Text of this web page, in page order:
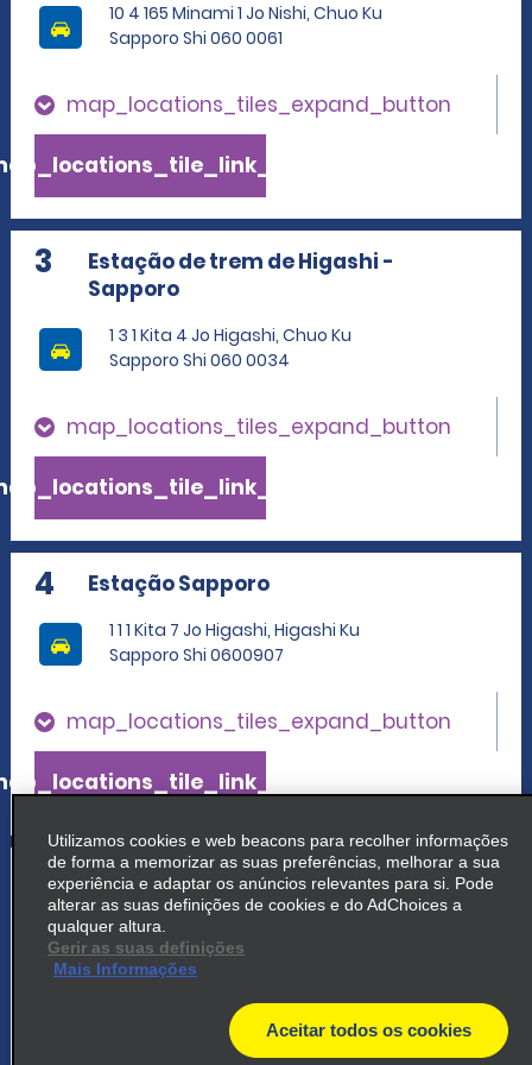
10 4 165 Minami 1 Jo Nishi, Chuo Ku
Sapporo Shi 060 0061
map_locations_tiles_expand_button
3
Estação de trem de Higashi -
Sapporo
1 3 1 Kita 4 Jo Higashi, Chuo Ku
Sapporo Shi 060 0034
map_locations_tiles_expand_button
4 Estação Sapporo
1 1 1 Kita 7 Jo Higashi, Higashi Ku
Sapporo Shi 0600907
map_locations_tiles_expand_button
5 Estação Shin Sapporo
Atsubetsu Ku, 1 Atsubetsuchuo 2jo
6chome
Sapporo Shi 004-0052
map_locations_tiles_expand_button
map
Utilizamos cookies e web beacons para recolher informações
de forma a memorizar as suas preferências, melhorar a sua
experiência e adaptar os anúncios relevantes para si. Pode
alterar as suas definições de cookies e do AdChoices a
qualquer altura.
Gerir as suas definições
Mais Informações
Aceitar todos os cookies